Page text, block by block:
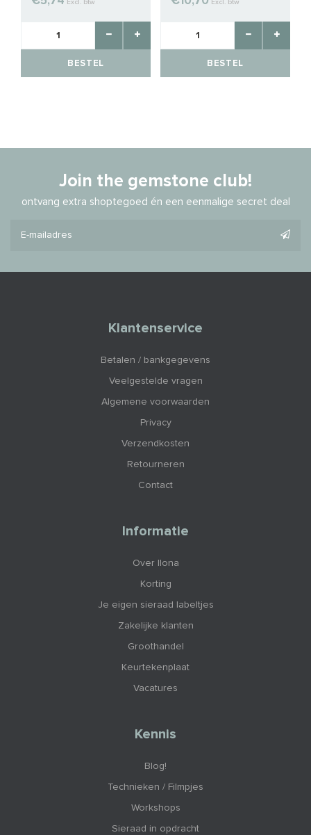
Excl. btw
BESTEL
Excl. btw
BESTEL
Join the gemstone club!
ontvang extra shoptegoed én een eenmalige secret deal
Klantenservice
Betalen / bankgegevens
Veelgestelde vragen
Algemene voorwaarden
Privacy
Verzendkosten
Retourneren
Contact
Informatie
Over Ilona
Korting
Je eigen sieraad labeltjes
Zakelijke klanten
Groothandel
Keurtekenplaat
Vacatures
Kennis
Blog!
Technieken / Filmpjes
Workshops
Sieraad in opdracht